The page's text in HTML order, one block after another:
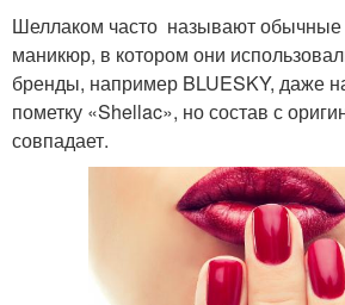
Шеллаком часто называют обычные
маникюр, в котором они
бренды, например BLUESKY, даже
пометку «Shellac», но состав с
совпадает.